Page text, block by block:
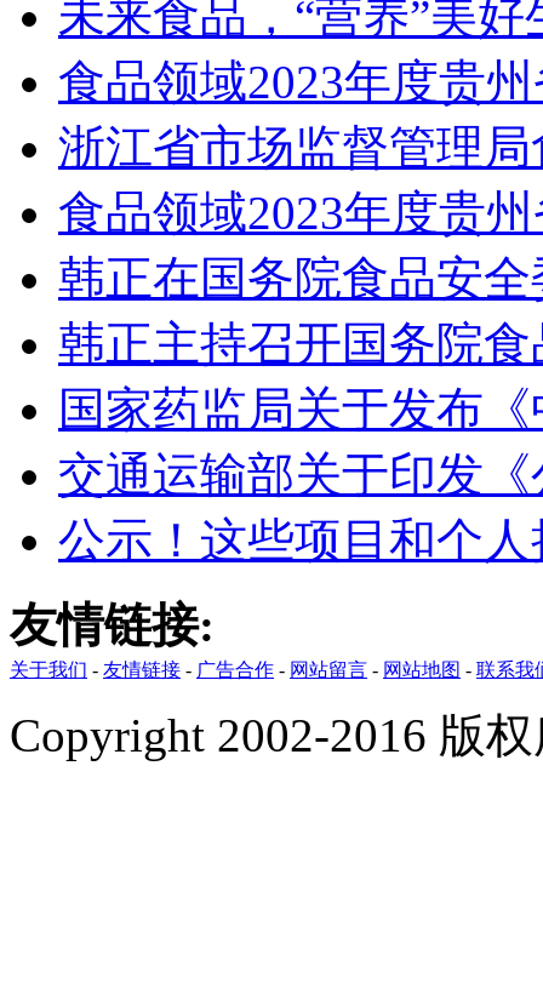
未来食品，“营养”美好
食品领域2023年度贵
浙江省市场监督管理
食品领域2023年度贵
韩正在国务院食品安
韩正主持召开国务院
国家药监局关于发布
交通运输部关于印发
公示！这些项目和个
友情链接:
关于我们 - 友情链接 - 广告合作 - 网站留言 - 网站地图 - 联系我
Copyright 2002-2016 版